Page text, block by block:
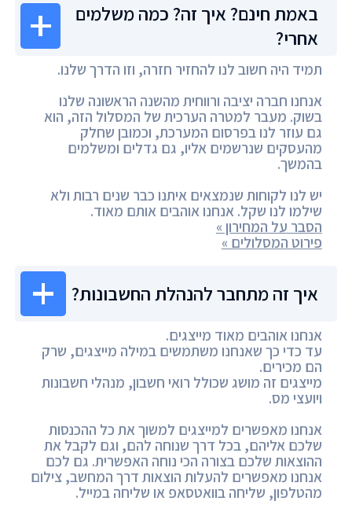
באמת חינם? איך זה? כמה משלמים
אחרי?
תמיד היה חשוב לנו להחזיר חזרה, וזו הדרך שלנו.
אנחנו חברה יציבה ורווחית מהשנה הראשונה שלנו
בשוק. מעבר למטרה הערכית של המסלול הזה, הוא
גם עוזר לנו בפרסום המערכת, וכמובן שחלק
מהעסקים שנרשמים אליו, גם גדלים ומשלמים
בהמשך.
יש לנו לקוחות שנמצאים איתנו כבר שנים רבות ולא
שילמו לנו שקל. אנחנו אוהבים אותם מאוד.
הסבר על המחירון »
פירוט המסלולים »
איך זה מתחבר להנהלת החשבונות?
אנחנו אוהבים מאוד מייצגים.
עד כדי כך שאנחנו משתמשים במילה מייצגים, שרק
הם מכירים.
מייצגים זה מושג שכולל רואי חשבון, מנהלי חשבונות
ויועצי מס.
אנחנו מאפשרים למייצגים למשוך את כל ההכנסות
שלכם אליהם, בכל דרך שנוחה להם, וגם לקבל את
ההוצאות שלכם בצורה הכי נוחה האפשרית. גם לכם
אנחנו מאפשרים להעלות הוצאות דרך המחשב, צילום
מהטלפון, שליחה בוואטסאפ או שליחה במייל.